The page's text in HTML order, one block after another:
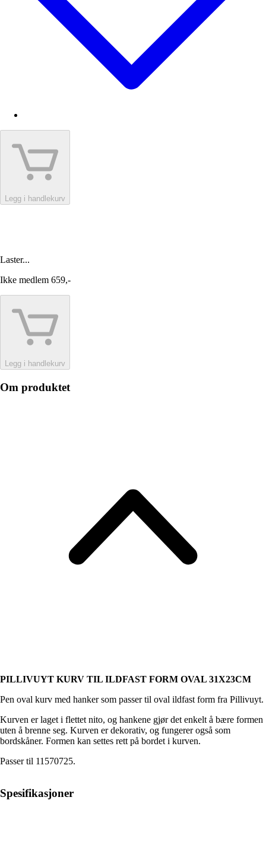
Legg i handlekurv
Laster...
Ikke medlem 659,-
Legg i handlekurv
Om produktet
PILLIVUYT KURV TIL ILDFAST FORM OVAL 31X23CM
Pen oval kurv med hanker som passer til oval ildfast form fra Pillivuyt.
Kurven er laget i flettet nito, og hankene gjør det enkelt å bære formen
uten å brenne seg. Kurven er dekorativ, og fungerer også som
bordskåner. Formen kan settes rett på bordet i kurven.
Passer til 11570725.
Spesifikasjoner